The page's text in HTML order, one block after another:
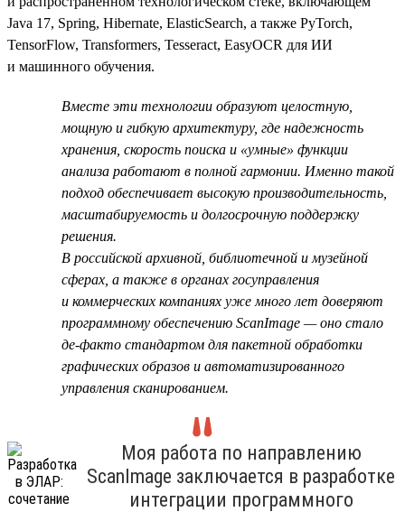
Java 17, Spring, Hibernate, ElasticSearch, а также PyTorch,
TensorFlow, Transformers, Tesseract, EasyOCR для ИИ
и машинного обучения.
Вместе эти технологии образуют целостную,
мощную и гибкую архитектуру, где надежность
хранения, скорость поиска и «умные» функции
анализа работают в полной гармонии. Именно такой
подход обеспечивает высокую производительность,
масштабируемость и долгосрочную поддержку
решения.
В российской архивной, библиотечной и музейной
сферах, а также в органах госуправления
и коммерческих компаниях уже много лет доверяют
программному обеспечению ScanImage — оно стало
де-факто стандартом для пакетной обработки
графических образов и автоматизированного
управления сканированием.
Моя работа по направлению
ScanImage заключается в разработке
интеграции программного